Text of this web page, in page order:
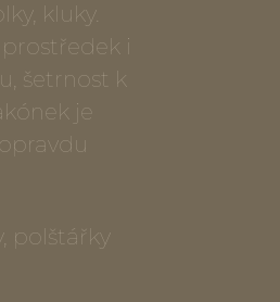
kluky.
i
šetrnost k
je
polštářky